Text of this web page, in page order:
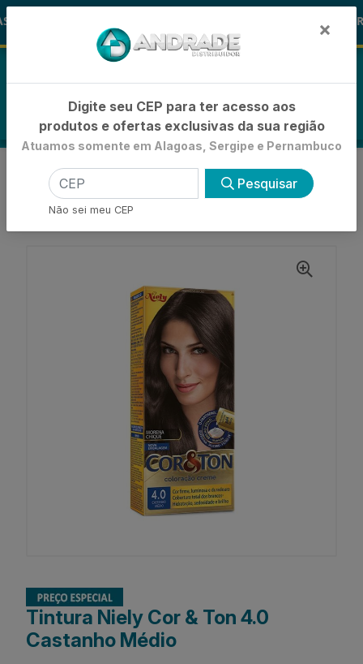
🪞
INÍCIO
COLORAÇÕES, TINTURAS E ALISANTES
COLORAÇÃO PERMANENTE MINI-KIT
Tintura Niely Cor & Ton 4.0
Castanho Médio
×
Digite seu CEP para ter acesso aos
produtos e ofertas exclusivas da sua região
Atuamos somente em Alagoas, Sergipe e Pernambuco
Pesquisar
Não sei meu CEP